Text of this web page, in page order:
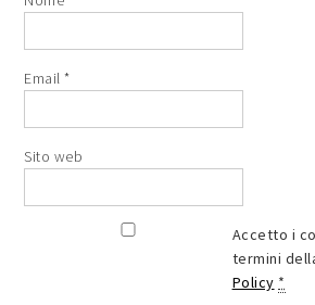
Email*
Sito web
Accetto i
termini
Policy *